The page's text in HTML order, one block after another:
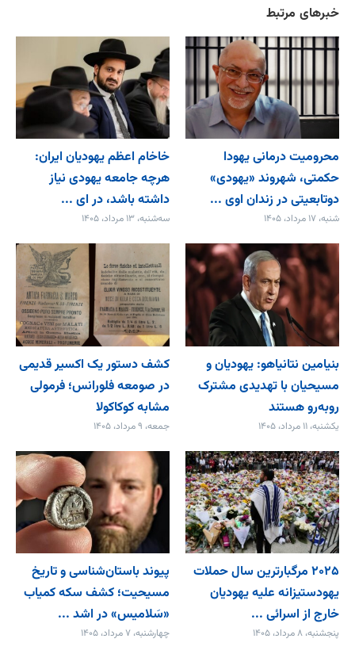
خبرهای مرتبط
محرومیت درمانی یهودا
حکمتی، شهروند «یهودی»
دوتابعیتی در زندان اوی ...
شنبه، ۱۷ مرداد، ۱۴۰۵
خاخام اعظم یهودیان ایران:
هرچه جامعه یهودی نیاز
داشته باشد، در ای ...
سه‌شنبه، ۱۳ مرداد، ۱۴۰۵
بنیامین نتانیاهو: یهودیان و
مسیحیان با تهدیدی مشترک
روبه‌رو هستند
یکشنبه، ۱۱ مرداد، ۱۴۰۵
کشف دستور یک اکسیر قدیمی
در صومعه فلورانس؛ فرمولی
مشابه کوکاکولا
جمعه، ۹ مرداد، ۱۴۰۵
۲۰۲۵ مرگبارترین سال حملات
یهودستیزانه علیه یهودیان
خارج از اسرائی ...
پنجشنبه، ۸ مرداد، ۱۴۰۵
پیوند باستان‌شناسی و تاریخ
مسیحیت؛ کشف سکه کمیاب
«سَلامیس» در اشد ...
چهارشنبه، ۷ مرداد، ۱۴۰۵